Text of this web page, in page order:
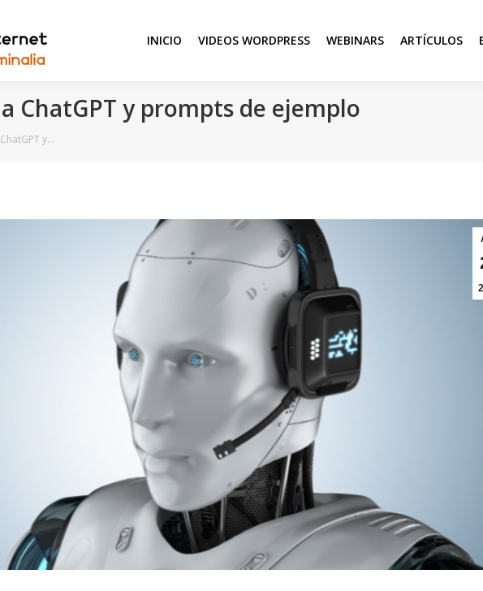
INICIO VIDEOS WORDPRESS WEBINARS ARTÍCULOS
ChatGPT y prompts de ejemplo
y…